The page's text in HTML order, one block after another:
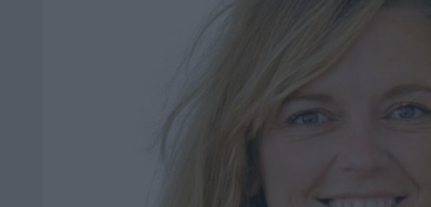
MOVISTAR APELA A LA ILUSIÓN DE LAS AFICIONES PARA EL REGRESO DEL FÚTBOL
EL REAL BETIS INVITA A LOS AFICIONADOS A DISEÑAR SU PRÓXIMA CAMISETA FOREVER GREEN
KFC CONVIERTE LOS UBER EN UN HOMENAJE AL UNIVERSO DE 'LOS SIMPSON'
‘FROZEN DUNKIN’ X CALIPPO®’, AUTOPRODUCCIÓN DE DUNKIN’